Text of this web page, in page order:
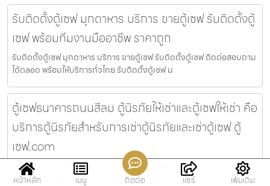
รับติดตั้งตู้เซฟ มุกดาหาร บริการ ขายตู้เซฟ รับติดตั้งตู้
เซฟ พร้อมทีมงานมืออาชีพ ราคาถูก
รับติดตั้งตู้เซฟ มุกดาหาร บริการ ขายตู้เซฟ รับติดตั้งตู้เซฟ ติดต่อสอบถาม
ได้ตลอด พร้อมให้บริการทั่วไทย รับติดตั้งตู้เซฟ ม
ตู้เซฟธนาคารถนนสีลม ตู้นิรภัยให้เช่าและตู้เซฟให้เช่า คือ
บริการตู้นิรภัยสำหรับการเช่าตู้นิรภัยและเช่าตู้เซฟ ตู้
เซฟ.com
ตู้เซฟธนาคารถนนสีลม ตู้นิรภัยให้เช่าและตู้เซฟให้เช่า คือบริการตู้นิรภัย
สำหรับการเช่าตู้นิรภัยและเช่าตู้เซฟ ตู้เซฟ.com —
หน้าหลัก เมนู ติดต่อ แชร์ เพิ่มเติม